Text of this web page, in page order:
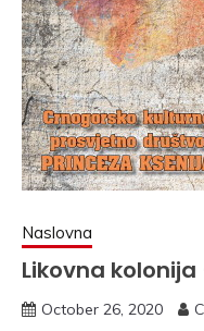
Naslovna
Likovna
October 26, 2020